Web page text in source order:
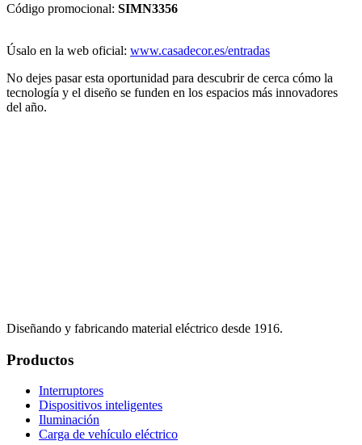
Código promocional: SIMN3356
Úsalo en la web oficial: www.casadecor.es/entradas
No dejes pasar esta oportunidad para descubrir de cerca cómo la
tecnología y el diseño se funden en los espacios más innovadores
del año.
Diseñando y fabricando material eléctrico desde 1916.
Productos
Interruptores
Dispositivos inteligentes
Iluminación
Carga de vehículo eléctrico